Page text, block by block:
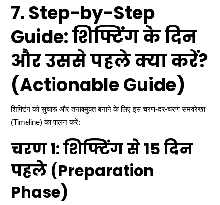
7. Step-by-Step
Guide: शिफ्टिंग के दिन
और उससे पहले क्या करें?
(Actionable Guide)
शिफ्टिंग को सुचारू और तनावमुक्त बनाने के लिए इस चरण-दर-चरण समयरेखा
(Timeline) का पालन करें:
चरण 1: शिफ्टिंग से 15 दिन
पहले (Preparation
Phase)